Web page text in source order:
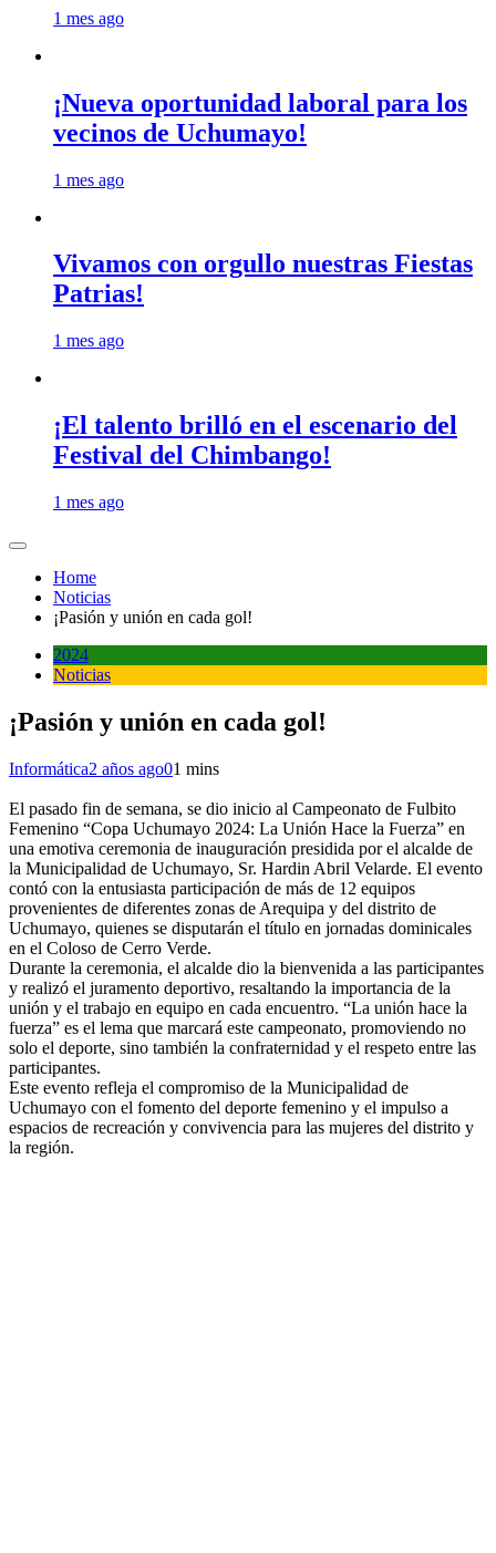
1 mes ago
¡Nueva oportunidad laboral para los
vecinos de Uchumayo!
1 mes ago
Vivamos con orgullo nuestras Fiestas
Patrias!
1 mes ago
¡El talento brilló en el escenario del
Festival del Chimbango!
1 mes ago
Home
Noticias
¡Pasión y unión en cada gol!
2024
Noticias
¡Pasión y unión en cada gol!
Informática2 años ago01 mins
El pasado fin de semana, se dio inicio al Campeonato de Fulbito
Femenino “Copa Uchumayo 2024: La Unión Hace la Fuerza” en
una emotiva ceremonia de inauguración presidida por el alcalde de
la Municipalidad de Uchumayo, Sr. Hardin Abril Velarde. El evento
contó con la entusiasta participación de más de 12 equipos
provenientes de diferentes zonas de Arequipa y del distrito de
Uchumayo, quienes se disputarán el título en jornadas dominicales
en el Coloso de Cerro Verde.
Durante la ceremonia, el alcalde dio la bienvenida a las participantes
y realizó el juramento deportivo, resaltando la importancia de la
unión y el trabajo en equipo en cada encuentro. “La unión hace la
fuerza” es el lema que marcará este campeonato, promoviendo no
solo el deporte, sino también la confraternidad y el respeto entre las
participantes.
Este evento refleja el compromiso de la Municipalidad de
Uchumayo con el fomento del deporte femenino y el impulso a
espacios de recreación y convivencia para las mujeres del distrito y
la región.